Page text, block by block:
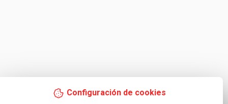
Configuración de cookies